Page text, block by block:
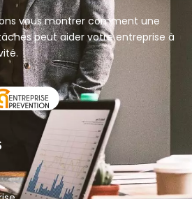
vous montrer comment une
peut aider votre entreprise à